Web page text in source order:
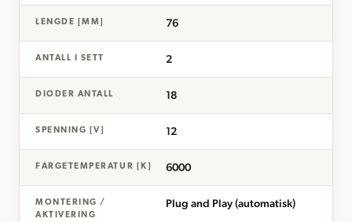
LENGDE [MM] 76
ANTALL I SETT 2
DIODER ANTALL 18
SPENNING [V] 12
FARGETEMPERATUR [K] 6000
MONTERING /
AKTIVERING
Plug and Play (automatisk)